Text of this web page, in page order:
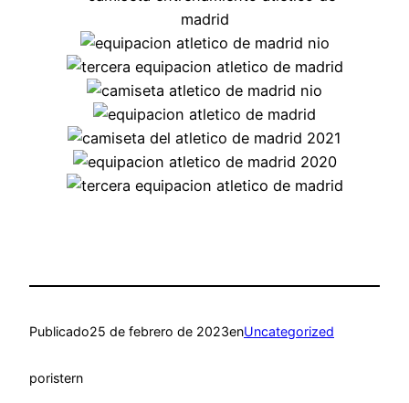
Publicado25 de febrero de 2023enUncategorized
poristern